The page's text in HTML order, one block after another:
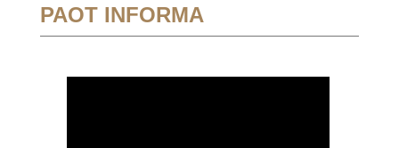
PAOT INFORMA